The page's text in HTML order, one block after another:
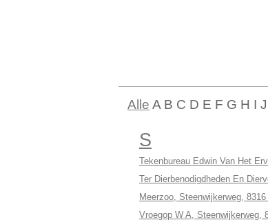
Alle A B C D E F G H I
S
Tekenbureau Edwin Van Het
Ter Dierbenodigdheden En
Meerzoo, Steenwijkerweg,
Vroegop W A, Steenwijkerweg,